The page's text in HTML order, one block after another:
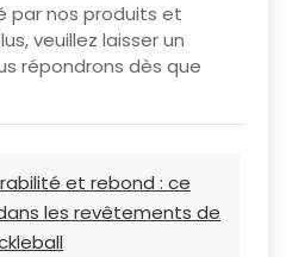
par nos produits et
veuillez laisser un
répondrons dès que
et rebond : ce
les revêtements de